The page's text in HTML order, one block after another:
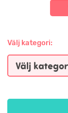
Välj kategori: